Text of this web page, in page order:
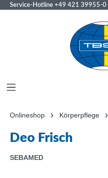
Service-Hotline +49 421 39955-0
Onlineshop Körperpflege
Deo Frisch
SEBAMED